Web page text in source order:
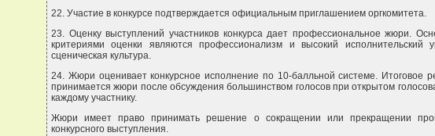
22. Участие в конкурсе подтверждается официальным приглашением оргкомитета.
23. Оценку выступлений участников конкурса дает профессиональное жюри.
критериями оценки являются профессионализм и высокий исполнительский
сценическая культура.
24. Жюри оценивает конкурсное исполнение по 10-балльной системе. Итоговое
принимается жюри после обсуждения большинством голосов при открытом
каждому участнику.
Жюри имеет право принимать решение о сокращении или прекращении
конкурсного выступления.